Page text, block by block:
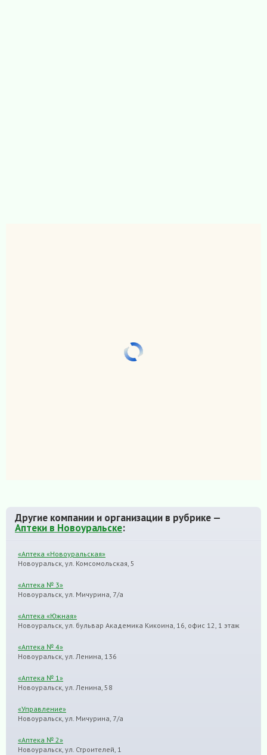
Другие компании и организации в рубрике —
Аптеки в Новоуральске:
«Аптека «Новоуральская»
Новоуральск, ул. Комсомольская, 5
«Аптека № 3»
Новоуральск, ул. Мичурина, 7/а
«Аптека «Южная»
Новоуральск, ул. бульвар Академика Кикоина, 16, офис 12, 1 этаж
«Аптека № 4»
Новоуральск, ул. Ленина, 136
«Аптека № 1»
Новоуральск, ул. Ленина, 58
«Управление»
Новоуральск, ул. Мичурина, 7/а
«Аптека № 2»
Новоуральск, ул. Строителей, 1